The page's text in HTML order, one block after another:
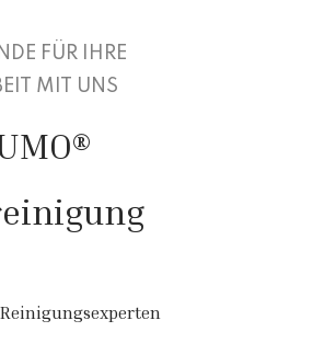
FÜR IHRE
MIT UNS
Reinigungsexperten